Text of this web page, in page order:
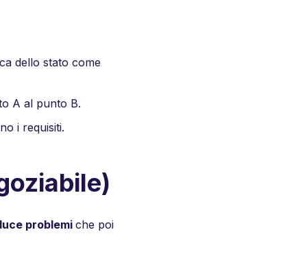
dello stato come
A al punto B.
i requisiti.
problemi che poi